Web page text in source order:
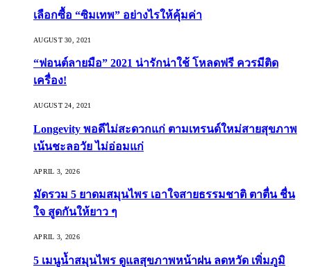
เลือกซื้อ “ซิมเทพ” อย่างไรให้คุ้มค่า
AUGUST 30, 2021
“ฟอนต์ลายมือ” 2021 น่ารักน่าใช้ โหลดฟรี ควรมีติด
เครื่อง!
AUGUST 24, 2021
Longevity พอดีไม่สะดวกแก่ ตามเทรนด์ใหม่สายสุขภาพ
เน้นชะลอวัย ไม่อ่อมแก่
APRIL 3, 2026
มัดรวม 5 ยาดมสมุนไพร เอาใจสายธรรมชาติ ตาตื่น ชื่น
ใจ สูดกันให้ยาว ๆ
APRIL 3, 2026
5 เมนูน้ำสมุนไพร ดูแลสุขภาพหน้าฝน ลดหวัด เพิ่มภูมิ